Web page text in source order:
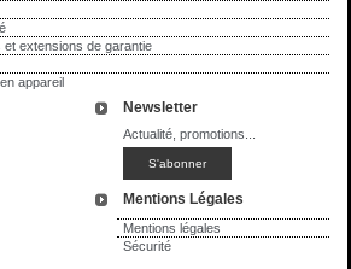
extensions de garantie
appareil
Newsletter
Actualité, promotions...
Mentions Légales
Mentions légales
Sécurité